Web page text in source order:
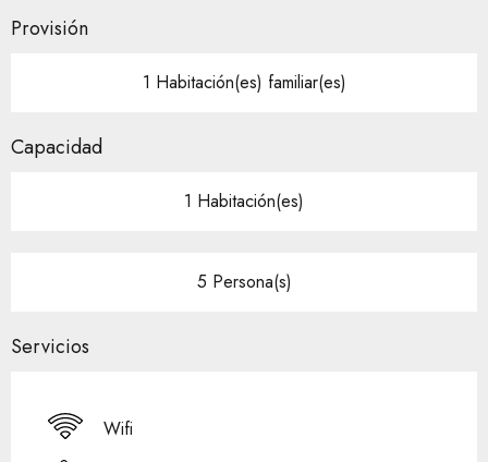
Provisión
1 Habitación(es) familiar(es)
Capacidad
1 Habitación(es)
5 Persona(s)
Servicios
Wifi